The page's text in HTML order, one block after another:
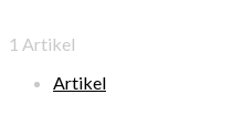
1 Artikel
Artikel